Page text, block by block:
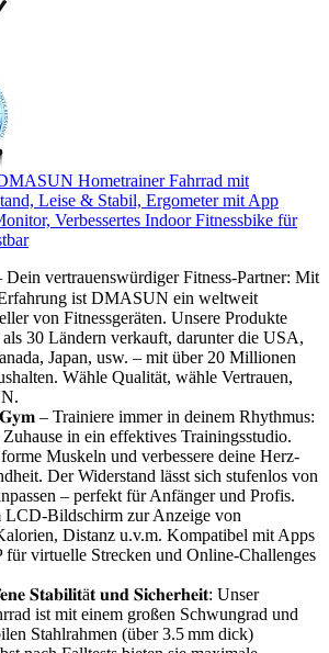
Hometrainer Fahrrad mit
Leise & Stabil, Ergometer mit App
Verbessertes Indoor Fitnessbike für
vertrauenswürdiger Fitness-Partner: Mit
ist DMASUN ein weltweit
von Fitnessgeräten. Unsere Produkte
30 Ländern verkauft, darunter die USA,
Japan, usw. – mit über 20 Millionen
Wähle Qualität, wähle Vertrauen,
– Trainiere immer in deinem Rhythmus:
in ein effektives Trainingsstudio.
Muskeln und verbessere deine Herz-
Der Widerstand lässt sich stufenlos von
– perfekt für Anfänger und Profis.
LCD-Bildschirm zur Anzeige von
Distanz u.v.m. Kompatibel mit Apps
virtuelle Strecken und Online-Challenges
𝐒𝐭𝐚𝐛𝐢𝐥𝐢𝐭ä𝐭 𝐮𝐧𝐝 𝐒𝐢𝐜𝐡𝐞𝐫𝐡𝐞𝐢𝐭: Unser
ist mit einem großen Schwungrad und
Stahlrahmen (über 3.5 mm dick)